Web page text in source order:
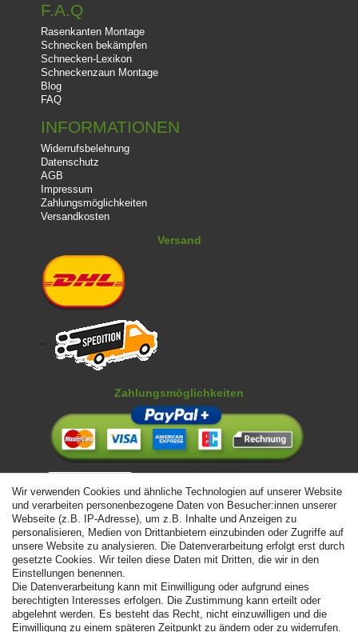
F.A.Q
Rasenkanten Montage
Schnecken bekämpfen
Schnecken-Lexikon
Schneckenzaun Montage
Blog
FAQ
INFORMATIONEN
Widerrufsbelehrung
Datenschutz
AGB
Impressum
Zahlungsmöglichkeiten
Versandkosten
Versand
Zahlungsmöglichkeiten
Wir verwenden Cookies und ähnliche Technologien auf unserer Website
und verarbeiten personenbezogene Daten von Besucher:innen unserer
Webseite (z.B. IP-Adresse), um z.B. Inhalte und Anzeigen zu
personalisieren, Medien von Drittanbietern einzubinden oder Zugriffe auf
unsere Website zu analysieren. Die Datenverarbeitung erfolgt erst durch
gesetzte Cookies. Wir teilen diese Daten mit Dritten, die wir in den
Einstellungen benennen.
Die Datenverarbeitung kann mit Einwilligung oder aufgrund eines
berechtigten Interesses erfolgen. Die Zustimmung kann erteilt oder
abgelehnt werden. Es besteht das Recht, nicht einzuwilligen und die
Einwilligung zu einem späteren Zeitpunkt zu ändern oder zu widerrufen.